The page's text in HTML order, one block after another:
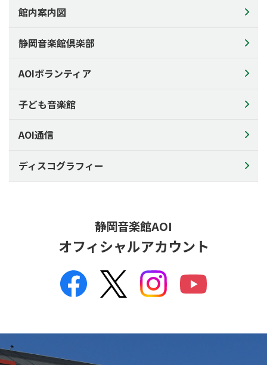
チケットでスマイル
館内案内図
アクセス
利用申込について
備品料金表
市民会議
館内案内図
静岡音楽館倶楽部
AOIボランティア
子ども音楽館
AOI通信
ディスコグラフィー
静岡音楽館AOI
オフィシャルアカウント